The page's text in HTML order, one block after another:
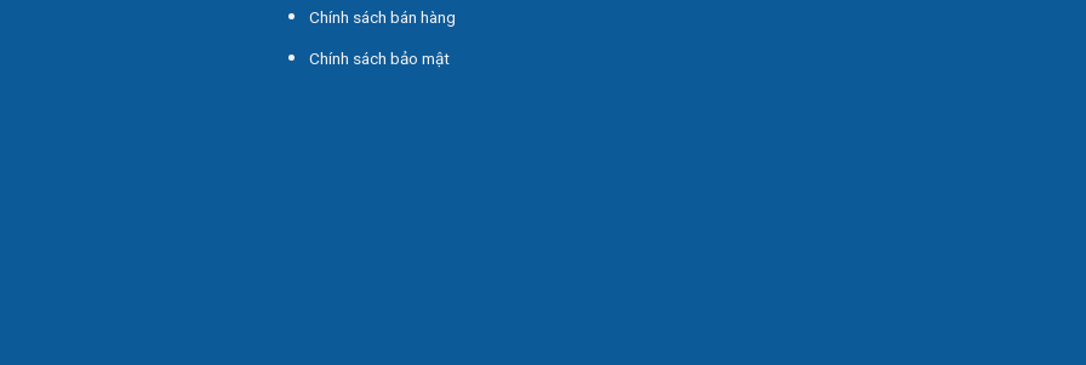
Chính sách bán hàng
Chính sách bảo mật